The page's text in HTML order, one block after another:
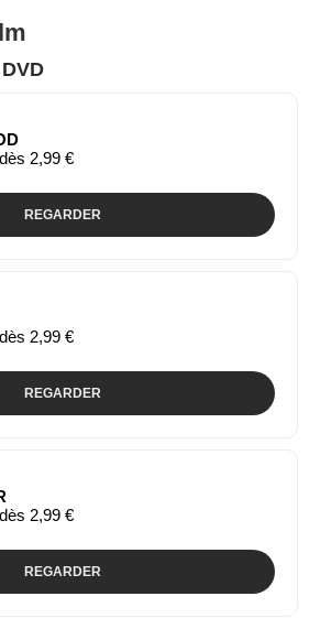
2,99 €
REGARDER
2,99 €
REGARDER
2,99 €
REGARDER